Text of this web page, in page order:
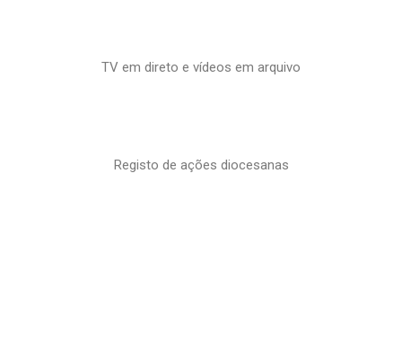
TV em direto e vídeos em arquivo
Registo de ações diocesanas